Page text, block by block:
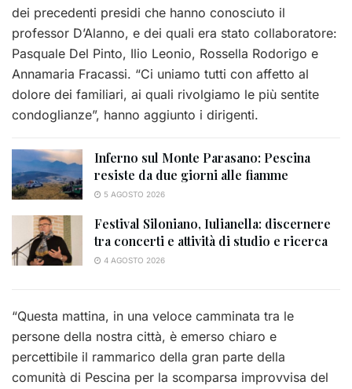
dei precedenti presidi che hanno conosciuto il
professor D’Alanno, e dei quali era stato collaboratore:
Pasquale Del Pinto, Ilio Leonio, Rossella Rodorigo e
Annamaria Fracassi. “Ci uniamo tutti con affetto al
dolore dei familiari, ai quali rivolgiamo le più sentite
condoglianze”, hanno aggiunto i dirigenti.
Inferno sul Monte Parasano: Pescina
resiste da due giorni alle fiamme
5 AGOSTO 2026
Festival Siloniano, Iulianella: discernere
tra concerti e attività di studio e ricerca
4 AGOSTO 2026
“Questa mattina, in una veloce camminata tra le
persone della nostra città, è emerso chiaro e
percettibile il rammarico della gran parte della
comunità di Pescina per la scomparsa improvvisa del